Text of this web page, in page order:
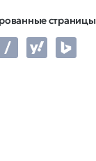
страницы